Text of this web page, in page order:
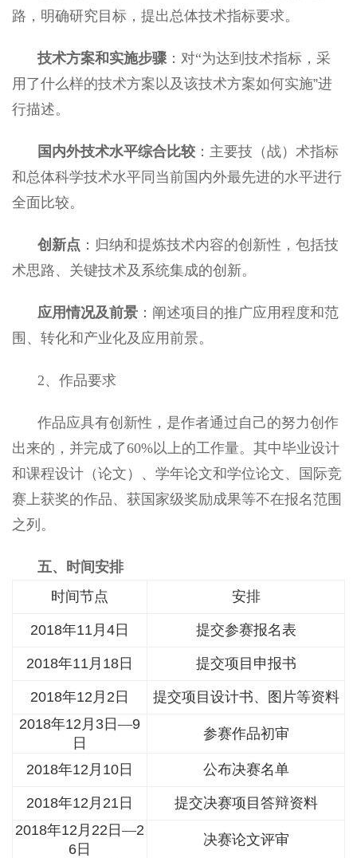
路，明确研究目标，提出总体技术指标要求。
技术方案和实施步骤 ：对“为达到技术指标，采
用了什么样的技术方案以及该技术方案如何实施”进
行描述。
国内外技术水平综合比较 ：主要技（战）术指标
和总体科学技术水平同当前国内外最先进的水平进行
全面比较。
创新点 ：归纳和提炼技术内容的创新性，包括技
术思路、关键技术及系统集成的创新。
应用情况及前景 ：阐述项目的推广应用程度和范
围、转化和产业化及应用前景。
2、作品要求
作品应具有创新性，是作者通过自己的努力创作
出来的，并完成了60%以上的工作量。其中毕业设计
和课程设计（论文）、学年论文和学位论文、国际竞
赛上获奖的作品、获国家级奖励成果等不在报名范围
之列。
五、时间安排
时间节点
安排
2018年11 月 4日 提交参赛报名表
2018年11 月 18日 提交项目申报书
2018年12 月 2 日
提交项目设计书、图片等资料
2018年12 月 3日—9
日
参赛作品初审
2018年12 月 10日 公布决赛名单
2018年12 月 21 日
提交决赛项目答辩资料
2018年12 月 22 日—2
6日
决赛论文评审